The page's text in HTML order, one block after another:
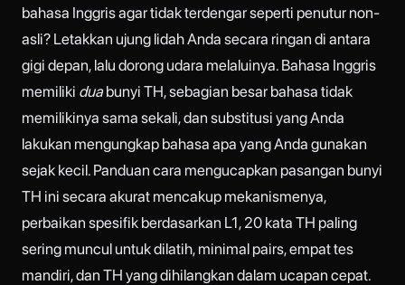
bahasa Inggris agar tidak terdengar seperti penutur non-
asli? Letakkan ujung lidah Anda secara ringan di antara
gigi depan, lalu dorong udara melaluinya. Bahasa Inggris
memiliki duabunyi TH, sebagian besar bahasa tidak
memilikinya sama sekali, dan substitusi yang Anda
lakukan mengungkap bahasa apa yang Anda gunakan
sejak kecil. Panduan cara mengucapkan pasangan bunyi
TH ini secara akurat mencakup mekanismenya,
perbaikan spesifik berdasarkan L1, 20 kata TH paling
sering muncul untuk dilatih, minimal pairs, empat tes
mandiri, dan TH yang dihilangkan dalam ucapan cepat.